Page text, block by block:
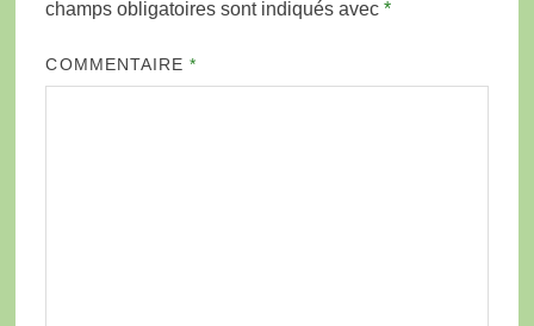
champs obligatoires sont indiqués avec*
COMMENTAIRE*